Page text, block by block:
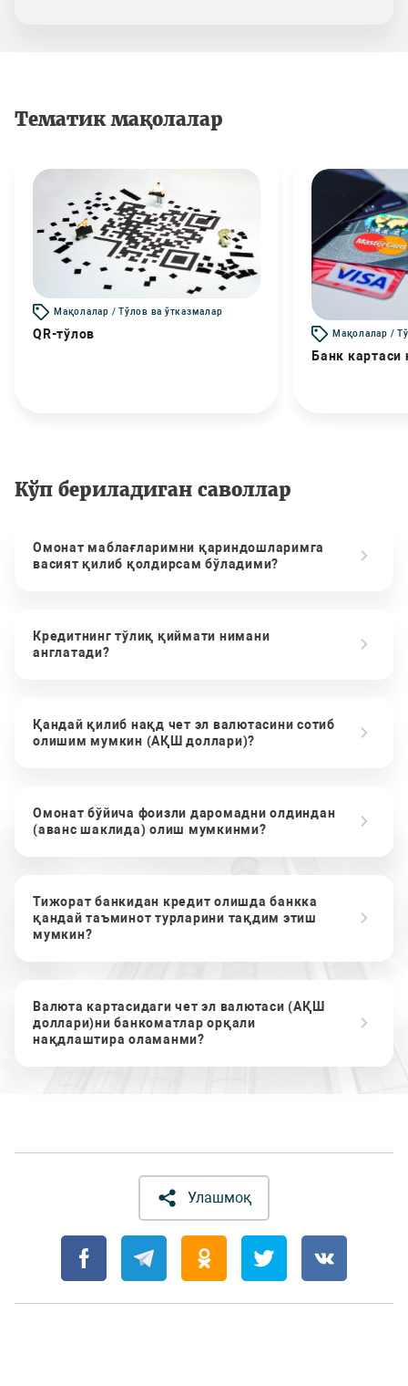
Тематик мақолалар
Мақолалар / Тўлов ва ўтказмалар
QR-тўлов Мақолалар /
Банк картаси
Кўп бериладиган саволлар
Омонат маблағларимни қариндошларимга
васият қилиб қолдирсам бўладими?
Кредитнинг тўлиқ қиймати нимани
англатади?
Қандай қилиб нақд чет эл валютасини сотиб
олишим мумкин (АҚШ доллари)?
Омонат бўйича фоизли даромадни олдиндан
(аванс шаклида) олиш мумкинми?
Тижорат банкидан кредит олишда банкка
қандай таъминот турларини тақдим этиш
мумкин?
Валюта картасидаги чет эл валютаси (АҚШ
доллари)ни банкоматлар орқали
нақдлаштира оламанми?
Улашмоқ